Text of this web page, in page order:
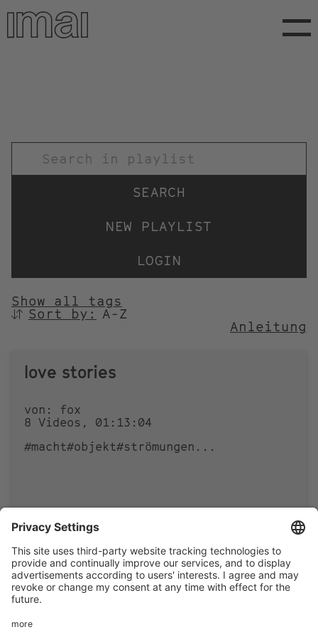
Skip
main
NEW PLAYLIST
LOGIN
Show all tags
SORTIEREN
Sort by:
Anleitung
love stories
von: fox
8 Videos, 01:13:04
#macht#objekt#strömungen ...
1 0
Footer
menu
LEGAL NOTICE PRIVACY
IMAI PLAY CONDITIONS OF USE